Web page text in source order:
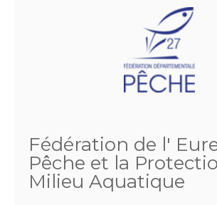
Fédération de l'
Pêche et la
Milieu Aquatique